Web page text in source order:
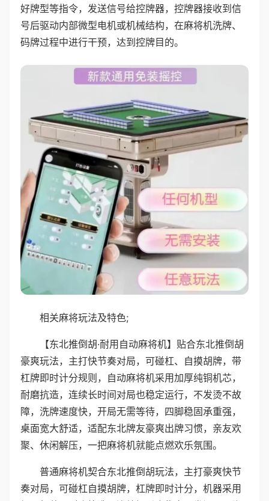
好牌型等指令，发送信号给控牌器，控牌器接收到信
号后驱动内部微型电机或机械结构，在麻将机洗牌、
码牌过程中进行干预，达到控牌目的。
相关麻将玩法及特色;
【东北推倒胡·耐用自动麻将机】贴合东北推倒胡
豪爽玩法，主打快节奏对局，可碰杠、自摸胡牌，带
杠牌即时计分规则，自动麻将机采用加厚纯铜机芯，
耐磨抗造，连续长时间对局也稳定运行，不发烫不故
障，洗牌速度快，开局无需等待，四脚稳固承重强，
桌面宽大舒适，适配东北牌友豪爽出牌习惯，亲友欢
聚、休闲解压，一把麻将机就能点燃欢乐氛围。
普通麻将机契合东北推倒胡玩法，主打豪爽快节
奏对局，可碰杠自摸胡牌，杠牌即时计分，机器采用